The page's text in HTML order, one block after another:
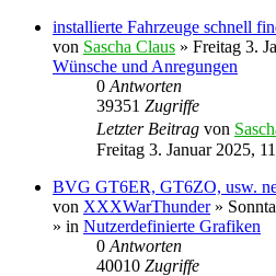
installierte Fahrzeuge schnell
von Sascha Claus » Freitag 3.
Wünsche und Anregungen
0 Antworten
39351 Zugriffe
Letzter Beitrag von
Freitag 3. Januar 2025,
BVG GT6ER, GT6ZO, usw.
von XXXWarThunder»
» in Nutzerdefinierte Grafiken
0 Antworten
40010 Zugriffe